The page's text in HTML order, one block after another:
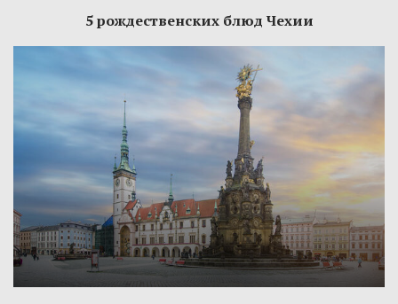
5 рождественских блюд Чехии